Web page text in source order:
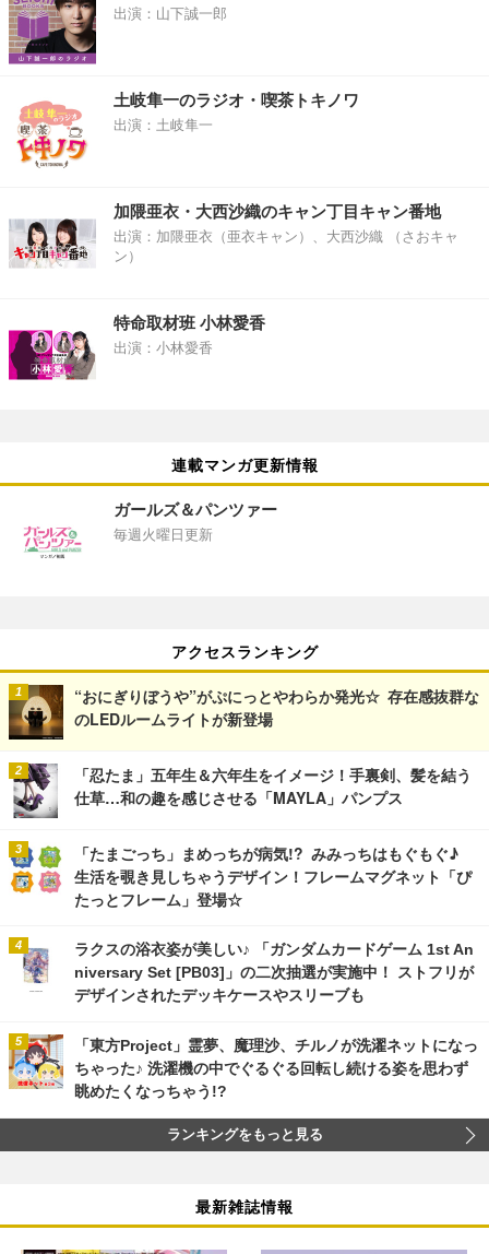
出演：山下誠一郎
土岐隼一のラジオ・喫茶トキノワ
出演：土岐隼一
加隈亜衣・大西沙織のキャン丁目キャン番地
出演：加隈亜衣（亜衣キャン）、大西沙織 （さおキャ
ン）
特命取材班 小林愛香
出演：小林愛香
連載マンガ更新情報
ガールズ＆パンツァー
毎週火曜日更新
アクセスランキング
“おにぎりぼうや”がぷにっとやわらか発光☆ 存在感抜群な
のLEDルームライトが新登場
「忍たま」五年生＆六年生をイメージ！手裏剣、髪を結う
仕草…和の趣を感じさせる「MAYLA」パンプス
「たまごっち」まめっちが病気!? みみっちはもぐもぐ♪
生活を覗き見しちゃうデザイン！フレームマグネット「ぴ
たっとフレーム」登場☆
ラクスの浴衣姿が美しい♪ 「ガンダムカードゲーム 1st An
niversary Set [PB03]」の二次抽選が実施中！ ストフリが
デザインされたデッキケースやスリーブも
「東方Project」霊夢、魔理沙、チルノが洗濯ネットになっ
ちゃった♪ 洗濯機の中でぐるぐる回転し続ける姿を思わず
眺めたくなっちゃう!?
ランキングをもっと見る
最新雑誌情報